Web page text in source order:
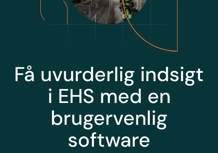
Få uvurderlig indsigt
i EHS med en
brugervenlig
software